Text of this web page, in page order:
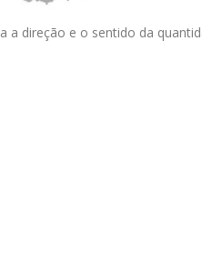
a direção e o sentido da